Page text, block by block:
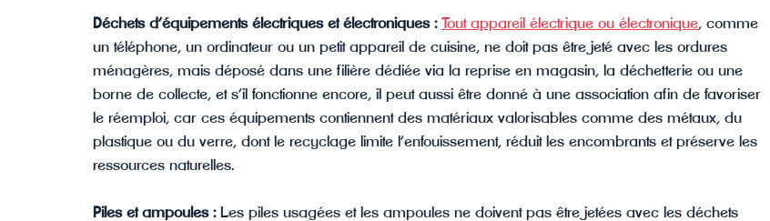
Déchets d’équipements électriques et électroniques : Tout appareil électrique ou électronique, comme
un téléphone, un ordinateur ou un petit appareil de cuisine, ne doit pas être jeté avec les ordures
ménagères, mais déposé dans une filière dédiée via la reprise en magasin, la déchetterie ou une
borne de collecte, et s’il fonctionne encore, il peut aussi être donné à une association afin de favoriser
le réemploi, car ces équipements contiennent des matériaux valorisables comme des métaux, du
plastique ou du verre, dont le recyclage limite l’enfouissement, réduit les encombrants et préserve les
ressources naturelles.
Piles et ampoules : Les piles usagées et les ampoules ne doivent pas être jetées avec les déchets